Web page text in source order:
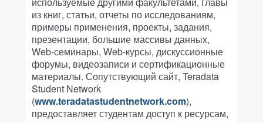
из книг, статьи, отчеты по исследованиям,
примеры применения, проекты, задания,
презентации, большие массивы данных,
Web-семинары, Web-курсы, дискуссионные
форумы, видеозаписи и сертификационные
материалы. Сопутствующий сайт, Teradata
Student Network
(www.teradatastudentnetwork.com),
предоставляет студентам доступ к ресурсам,